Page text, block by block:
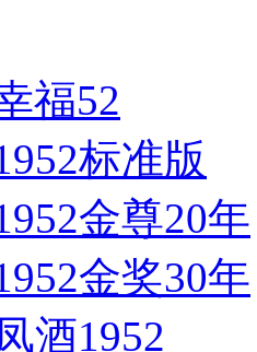
福52
标准版
金尊20年
金奖30年
酒1952